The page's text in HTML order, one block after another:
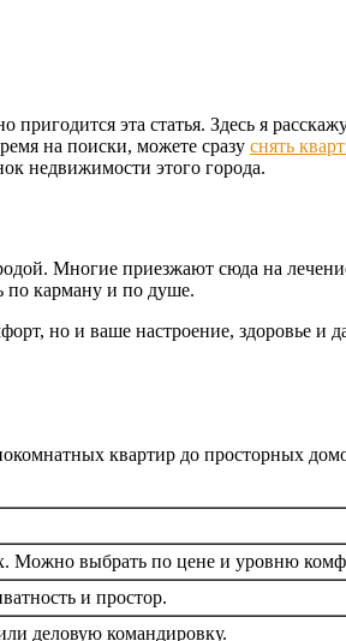
эта статья. Здесь я
на поиски, можете сразу снять
недвижимости этого города.
Многие приезжают сюда на
по карману и по душе.
но и ваше настроение, здоровье и
квартир до просторных
Можно выбрать по цене и уровню
и простор.
деловую командировку.